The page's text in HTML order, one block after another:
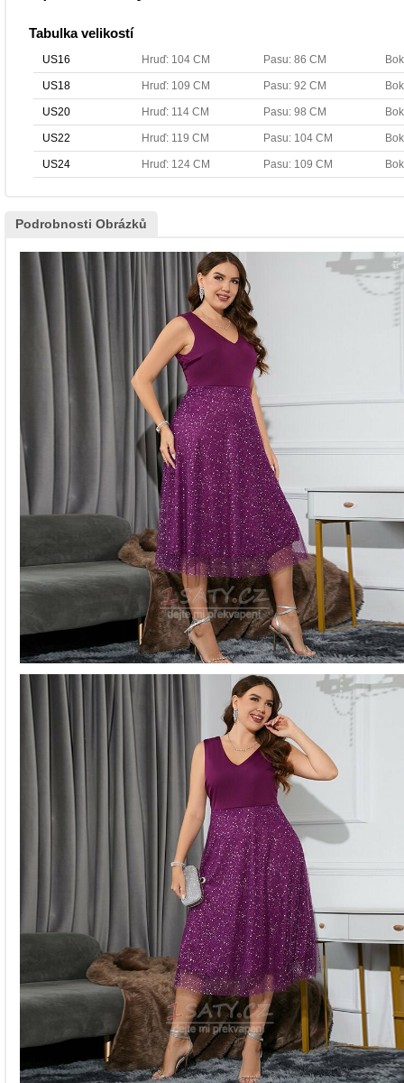
Tabulka velikostí
US16 Hruď: 104 CM Pasu: 86 CM
US18 Hruď: 109 CM Pasu: 92 CM
US20 Hruď: 114 CM Pasu: 98 CM
US22 Hruď: 119 CM Pasu: 104 CM
US24 Hruď: 124 CM Pasu: 109 CM
Podrobnosti Obrázků